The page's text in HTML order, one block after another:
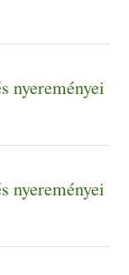
nyereményei
nyereményei